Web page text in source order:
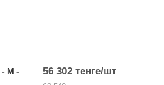
56 302тенге/шт